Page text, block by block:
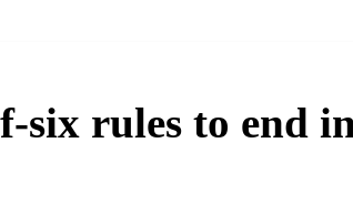
six rules to end